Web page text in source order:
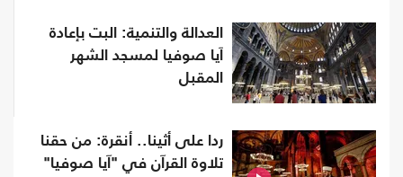
العدالة والتنمية: البت بإعادة
آيا صوفيا لمسجد الشهر
المقبل
ردا على أثينا.. أنقرة: من حقنا
تلاوة القرآن في "آيا صوفيا"